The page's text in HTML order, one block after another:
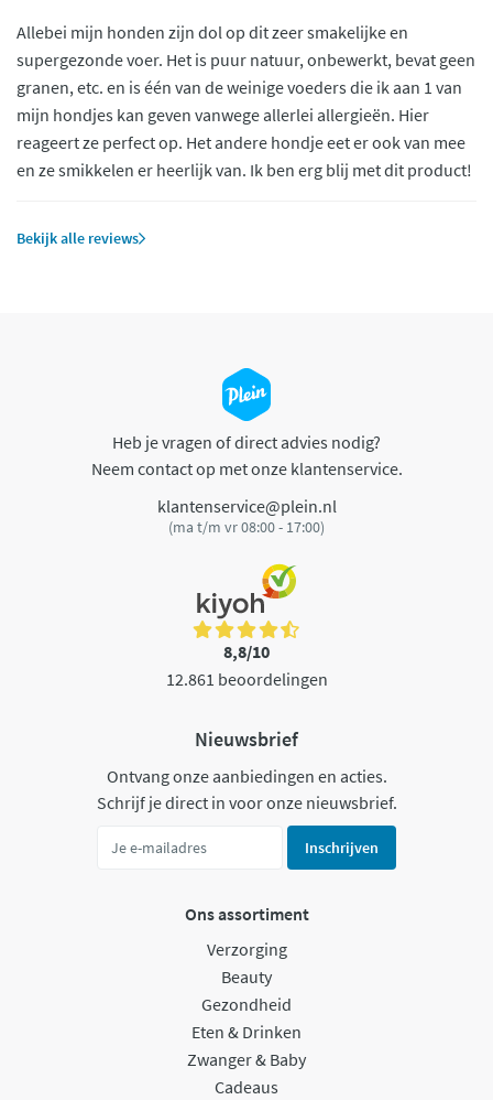
Allebei mijn honden zijn dol op dit zeer smakelijke en
supergezonde voer. Het is puur natuur, onbewerkt, bevat geen
granen, etc. en is één van de weinige voeders die ik aan 1 van
mijn hondjes kan geven vanwege allerlei allergieën. Hier
reageert ze perfect op. Het andere hondje eet er ook van mee
en ze smikkelen er heerlijk van. Ik ben erg blij met dit product!
Bekijk alle reviews
Heb je vragen of direct advies nodig?
Neem contact op met onze klantenservice.
klantenservice@plein.nl
(ma t/m vr 08:00 - 17:00)
8,8/10
12.861 beoordelingen
Nieuwsbrief
Ontvang onze aanbiedingen en acties.
Schrijf je direct in voor onze nieuwsbrief.
Inschrijven
Ons assortiment
Verzorging
Beauty
Gezondheid
Eten & Drinken
Zwanger & Baby
Cadeaus